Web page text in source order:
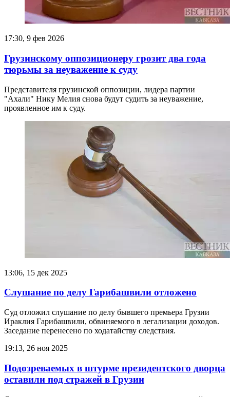
17:30, 9 фев 2026
Грузинскому оппозиционеру грозит два года
тюрьмы за неуважение к суду
Представителя грузинской оппозиции, лидера партии
"Ахали" Нику Мелия снова будут судить за неуважение,
проявленное им к суду.
13:06, 15 дек 2025
Слушание по делу Гарибашвили отложено
Суд отложил слушание по делу бывшего премьера Грузии
Ираклия Гарибашвили, обвиняемого в легализации доходов.
Заседание перенесено по ходатайству следствия.
19:13, 26 ноя 2025
Подозреваемых в штурме президентского дворца
оставили под стражей в Грузии